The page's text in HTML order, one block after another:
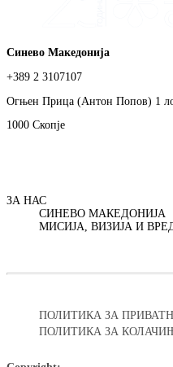
Синево Македонија
+389 2 3107107
Огњен Прица (Антон Попов) 1
1000 Скопје
ЗА НАС
СИНЕВО МАКЕДОНИЈА
МИСИЈА, ВИЗИЈА И
ПОЛИТИКА ЗА
ПОЛИТИКА ЗА